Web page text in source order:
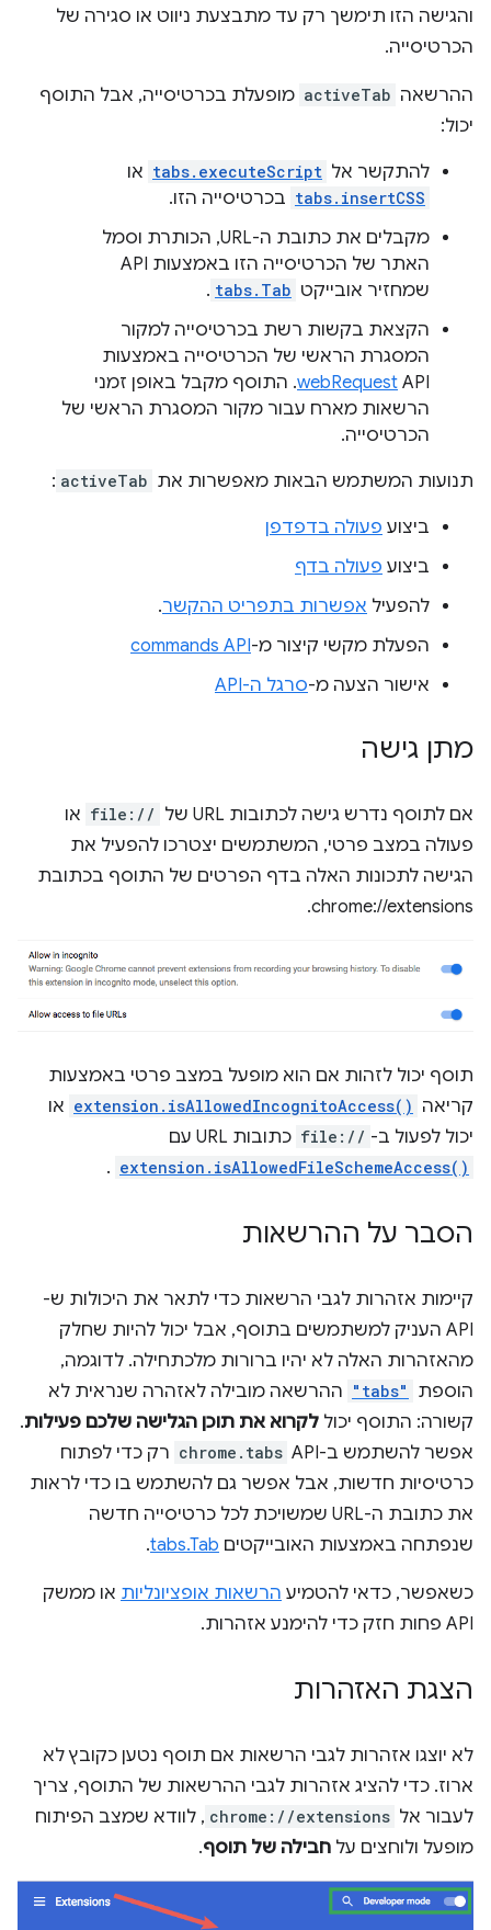
והגישה הזו תימשך רק עד מתבצעת ניווט או סגירה של
הכרטיסייה.
ההרשאה activeTab מופעלת בכרטיסייה, אבל התוסף
יכול:
להתקשר אל tabs.executeScript או
tabs.insertCSS בכרטיסייה הזו.
מקבלים את כתובת ה-URL, הכותרת וסמל
האתר של הכרטיסייה הזו באמצעות API
שמחזיר אובייקט tabs.Tab
.
הקצאת בקשות רשת בכרטיסייה למקור
המסגרת הראשי של הכרטיסייה באמצעות
webRequestAPI. התוסף מקבל באופן זמני
הרשאות מארח עבור מקור המסגרת הראשי של
הכרטיסייה.
תנועות המשתמש הבאות מאפשרות את activeTab
:
ביצוע פעולה בדפדפן
ביצוע פעולה בדף
להפעיל אפשרות בתפריט ההקשר.
הפעלת מקשי קיצור מ-commands API
אישור הצעה מ-סרגל ה-API
מתן גישה
אם לתוסף נדרש גישה לכתובות URL של file:// או
פעולה במצב פרטי, המשתמשים יצטרכו להפעיל את
הגישה לתכונות האלה בדף הפרטים של התוסף בכתובת
chrome://extensions.
תוסף יכול לזהות אם הוא מופעל במצב פרטי באמצעות
קריאה extension.isAllowedIncognitoAccess() או
יכול לפעול ב- file:// כתובות URL עם
extension.isAllowedFileSchemeAccess()
.
הסבר על ההרשאות
קיימות אזהרות לגבי הרשאות כדי לתאר את היכולות ש-
API העניק למשתמשים בתוסף, אבל יכול להיות שחלק
מהאזהרות האלה לא יהיו ברורות מלכתחילה. לדוגמה,
הוספת
"tabs" ההרשאה מובילה לאזהרה שנראית לא
קשורה: התוסף יכול לקרוא את תוכן הגלישה שלכם פעילות.
אפשר להשתמש ב-API
chrome.tabs רק כדי לפתוח
כרטיסיות חדשות, אבל אפשר גם להשתמש בו כדי לראות
את כתובת ה-URL שמשויכת לכל כרטיסייה חדשה
שנפתחה באמצעות האובייקטים tabs.Tab
.
כשאפשר, כדאי להטמיע הרשאות אופציונליות או ממשק
API פחות חזק כדי להימנע אזהרות.
הצגת האזהרות
לא יוצגו אזהרות לגבי הרשאות אם תוסף נטען כקובץ לא
ארוז. כדי להציג אזהרות לגבי ההרשאות של התוסף, צריך
לעבור אל chrome://extensions , לוודא שמצב הפיתוח
מופעל ולוחצים על חבילה של תוסף.